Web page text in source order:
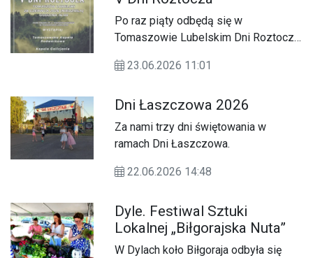
Po raz piąty odbędą się w
Tomaszowie Lubelskim Dni Roztocza
tradycji.
23.06.2026 11:01
Dni Łaszczowa 2026
Za nami trzy dni świętowania w
ramach Dni Łaszczowa.
22.06.2026 14:48
Dyle. Festiwal Sztuki
Lokalnej „Biłgorajska Nuta”
W Dylach koło Biłgoraja odbyła się